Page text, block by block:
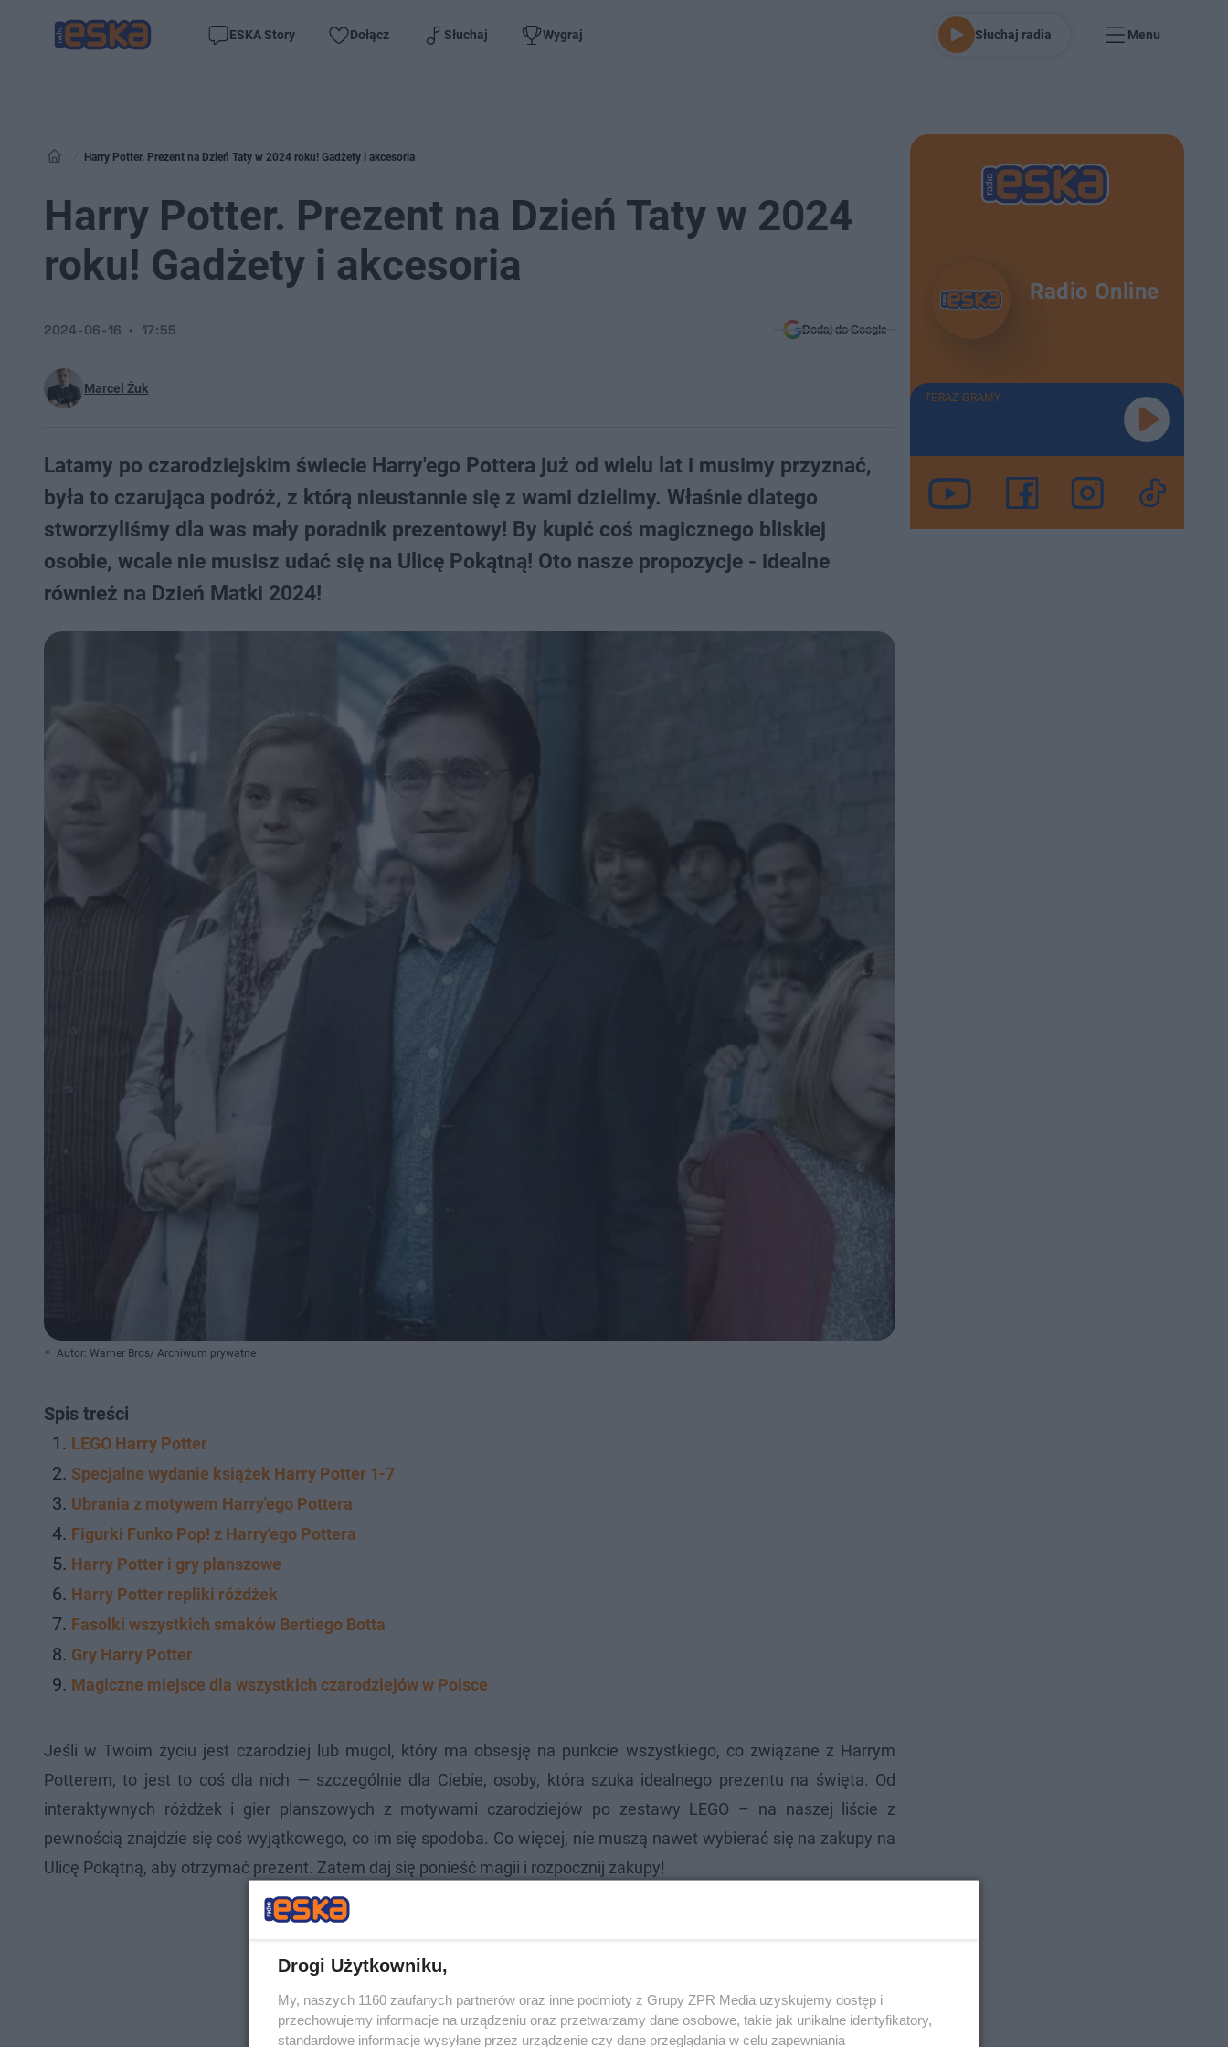
ESKA Story Dołącz Słuchaj Wygraj Słuchaj radia Menu
Harry Potter. Prezent na Dzień Taty w 2024 roku! Gadżety i akcesoria
Harry Potter. Prezent na Dzień Taty w 2024
roku! Gadżety i akcesoria
Marcel Żuk
2024-06-16 17:55 Dodaj do Google
Latamy po czarodziejskim świecie Harry'ego Pottera już od wielu lat i musimy przyznać,
była to czarująca podróż, z którą nieustannie się z wami dzielimy. Właśnie dlatego
stworzyliśmy dla was mały poradnik prezentowy! By kupić coś magicznego bliskiej
osobie, wcale nie musisz udać się na Ulicę Pokątną! Oto nasze propozycje - idealne
również na Dzień Matki 2024!
Autor: Warner Bros/ Archiwum prywatne
Spis treści
LEGO Harry Potter
Specjalne wydanie książek Harry Potter 1-7
Ubrania z motywem Harry'ego Pottera
Figurki Funko Pop! z Harry'ego Pottera
Harry Potter i gry planszowe
Harry Potter repliki różdżek
Fasolki wszystkich smaków Bertiego Botta
Gry Harry Potter
Magiczne miejsce dla wszystkich czarodziejów w Polsce
Jeśli w Twoim życiu jest czarodziej lub mugol, który ma obsesję na punkcie wszystkiego, co związane z Harrym
Potterem, to jest to coś dla nich — szczególnie dla Ciebie, osoby, która szuka idealnego prezentu na święta. Od
interaktywnych różdżek i gier planszowych z motywami czarodziejów po zestawy LEGO – na naszej liście z
pewnością znajdzie się coś wyjątkowego, co im się spodoba. Co więcej, nie muszą nawet wybierać się na zakupy na
Ulicę Pokątną, aby otrzymać prezent. Zatem daj się ponieść magii i rozpocznij zakupy!
Radio Online
TERAZ GRAMY
Drogi Użytkowniku,
My, naszych 1160 zaufanych partnerów oraz inne podmioty z Grupy ZPR Media uzyskujemy dostęp i
przechowujemy informacje na urządzeniu oraz przetwarzamy dane osobowe, takie jak unikalne identyfikatory,
standardowe informacje wysyłane przez urządzenie czy dane przeglądania w celu zapewniania